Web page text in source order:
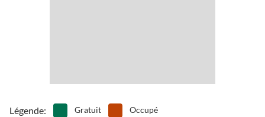
• Voile
Légende: Gratuit Occupé